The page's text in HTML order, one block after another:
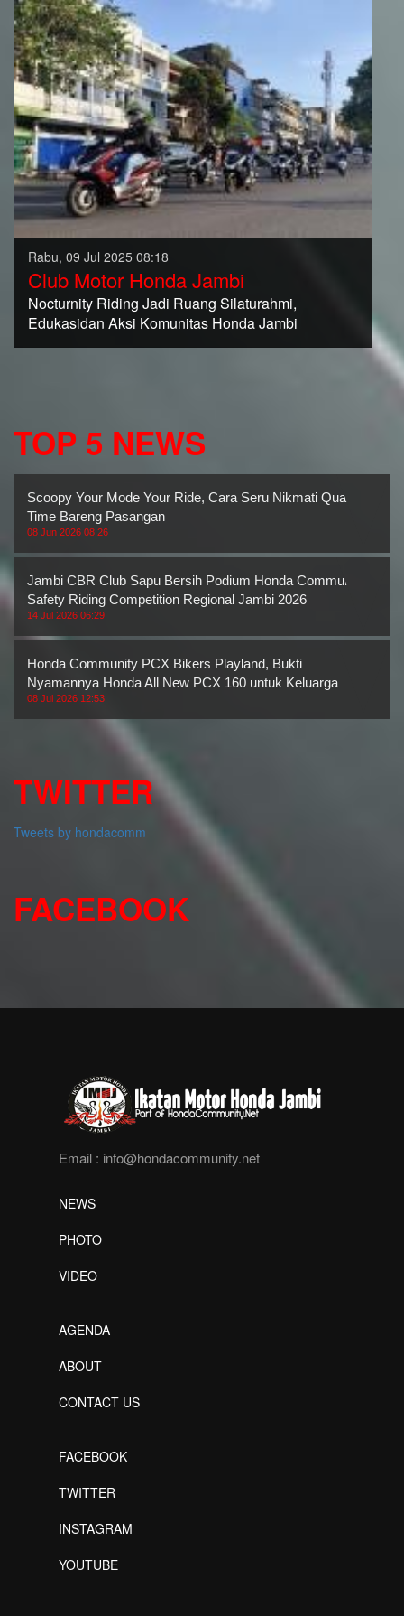
Rabu, 09 Jul 2025 08:18
Club Motor Honda Jambi
Nocturnity Riding Jadi Ruang Silaturahmi,
Edukasidan Aksi Komunitas Honda Jambi
TOP 5 NEWS
Scoopy Your Mode Your Ride, Cara Seru Nikmati Quality
Time Bareng Pasangan
08 Jun 2026 08:26
Jambi CBR Club Sapu Bersih Podium Honda Community
Safety Riding Competition Regional Jambi 2026
14 Jul 2026 06:29
Honda Community PCX Bikers Playland, Bukti
Nyamannya Honda All New PCX 160 untuk Keluarga
08 Jul 2026 12:53
TWITTER
Tweets by hondacomm
FACEBOOK
Email : info@hondacommunity.net
NEWS
PHOTO
VIDEO
AGENDA
ABOUT
CONTACT US
FACEBOOK
TWITTER
INSTAGRAM
YOUTUBE